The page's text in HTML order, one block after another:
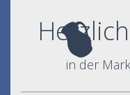
in der